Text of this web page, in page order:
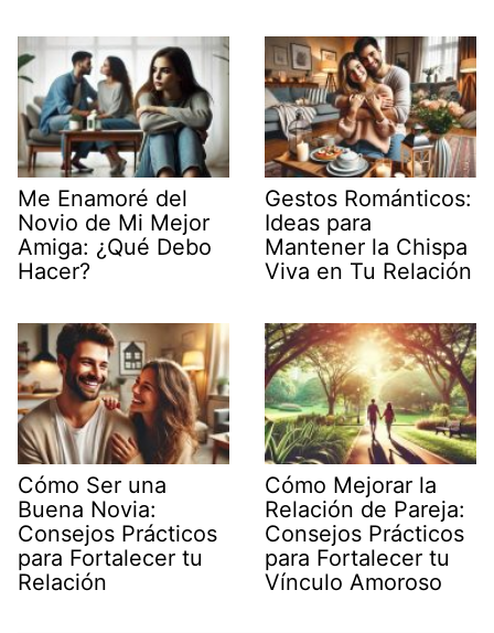
Me Enamoré del
Novio de Mi Mejor
Amiga: ¿Qué Debo
Hacer?
Gestos Románticos:
Ideas para
Mantener la Chispa
Viva en Tu Relación
Cómo Ser una
Buena Novia:
Consejos Prácticos
para Fortalecer tu
Relación
Cómo Mejorar la
Relación de Pareja:
Consejos Prácticos
para Fortalecer tu
Vínculo Amoroso